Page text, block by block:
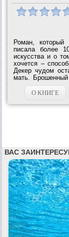
Роман, который
писала более
искусства и о
хочется –
Декер чудом
мать.
он скитается
О КНИГЕ